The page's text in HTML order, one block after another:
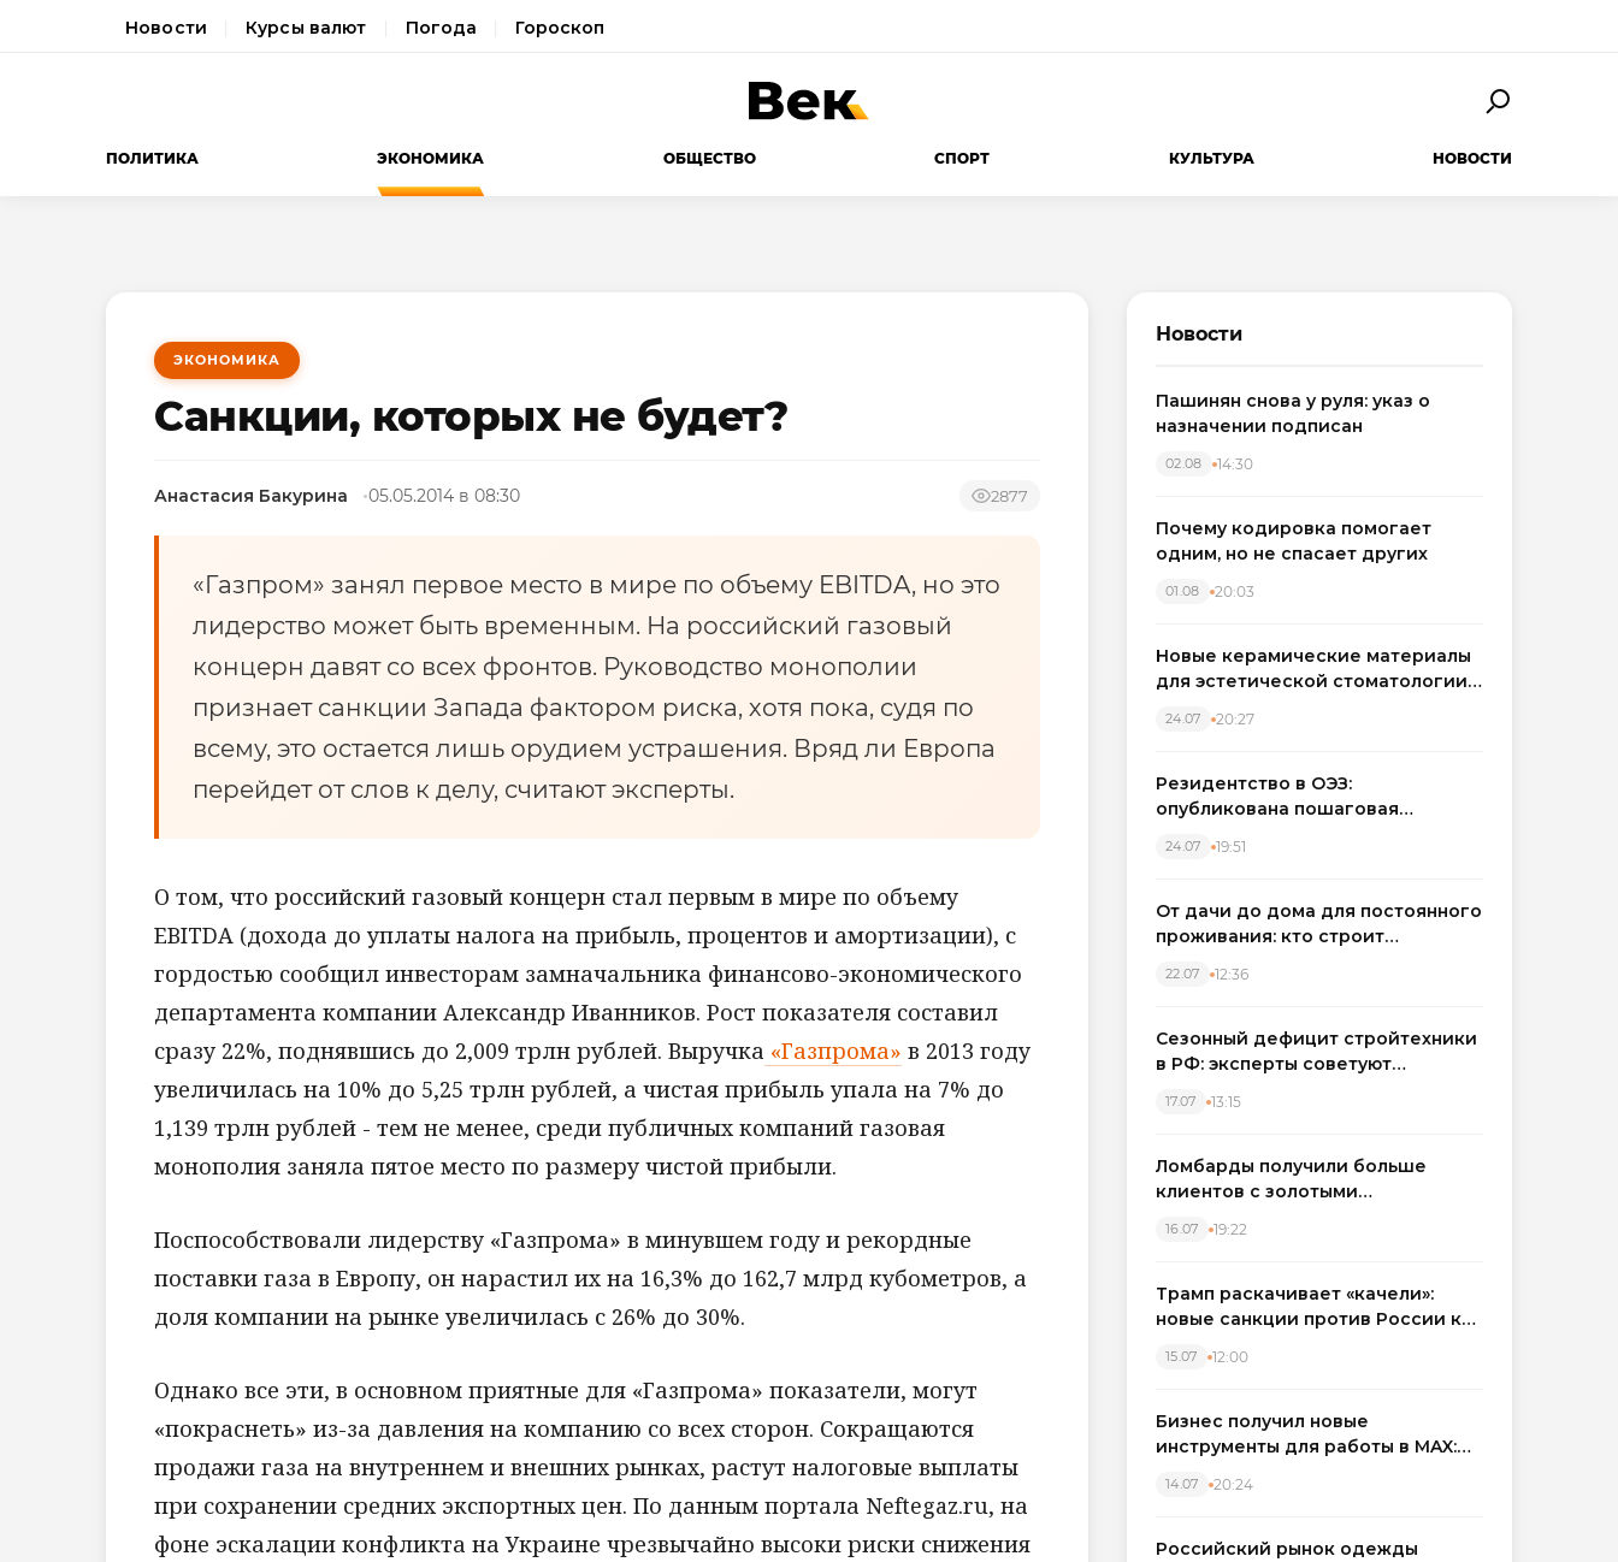
Новости Курсы валют Погода Гороскоп
ПОЛИТИКА ЭКОНОМИКА ОБЩЕСТВО СПОРТ КУЛЬТУРА НОВОСТИ
ЭКОНОМИКА
Санкции, которых не будет?
Анастасия Бакурина 05.05.2014 в 08:30 2877
«Газпром» занял первое место в мире по объему EBITDA, но это
лидерство может быть временным. На российский газовый
концерн давят со всех фронтов. Руководство монополии
признает санкции Запада фактором риска, хотя пока, судя по
всему, это остается лишь орудием устрашения. Вряд ли Европа
перейдет от слов к делу, считают эксперты.
О том, что российский газовый концерн стал первым в мире по объему
EBITDA (дохода до уплаты налога на прибыль, процентов и амортизации), с
гордостью сообщил инвесторам замначальника финансово-экономического
департамента компании Александр Иванников. Рост показателя составил
сразу 22%, поднявшись до 2,009 трлн рублей. Выручка «Газпрома» в 2013 году
увеличилась на 10% до 5,25 трлн рублей, а чистая прибыль упала на 7% до
1,139 трлн рублей - тем не менее, среди публичных компаний газовая
монополия заняла пятое место по размеру чистой прибыли.
Поспособствовали лидерству «Газпрома» в минувшем году и рекордные
поставки газа в Европу, он нарастил их на 16,3% до 162,7 млрд кубометров, а
доля компании на рынке увеличилась с 26% до 30%.
Однако все эти, в основном приятные для «Газпрома» показатели, могут
«покраснеть» из-за давления на компанию со всех сторон. Сокращаются
продажи газа на внутреннем и внешних рынках, растут налоговые выплаты
при сохранении средних экспортных цен. По данным портала Neftegaz.ru, на
фоне эскалации конфликта на Украине чрезвычайно высоки риски снижения
Новости
Пашинян снова у руля: указ о
назначении подписан
02.08 14:30
Почему кодировка помогает
одним, но не спасает других
01.08 20:03
Новые керамические материалы
для эстетической стоматологии
24.07 20:27
Резидентство в ОЭЗ:
опубликована пошаговая
налоговых льгот для инвесторов
24.07 19:51
От дачи до дома для постоянного
проживания: кто строит
Западном регионе
22.07 12:36
Сезонный дефицит стройтехники
в РФ: эксперты советуют
17.07 13:15
Ломбарды получили больше
клиентов с золотыми
вырос на фоне подорожания
16.07 19:22
Трамп раскачивает «качели»:
новые санкции против России как
15.07 12:00
Бизнес получил новые
инструменты для работы в MAX:
автоматизируют обработку
14.07 20:24
Российский рынок одежды